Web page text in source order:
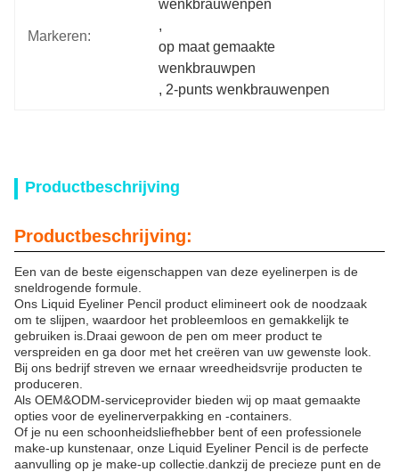
Markeren:
wenkbrauwenpen
,
op maat gemaakte
wenkbrauwpen
, 2-punts wenkbrauwenpen
Productbeschrijving
Productbeschrijving:
Een van de beste eigenschappen van deze eyelinerpen is de
sneldrogende formule.
Ons Liquid Eyeliner Pencil product elimineert ook de noodzaak
om te slijpen, waardoor het probleemloos en gemakkelijk te
gebruiken is.Draai gewoon de pen om meer product te
verspreiden en ga door met het creëren van uw gewenste look.
Bij ons bedrijf streven we ernaar wreedheidsvrije producten te
produceren.
Als OEM&ODM-serviceprovider bieden wij op maat gemaakte
opties voor de eyelinerverpakking en -containers.
Of je nu een schoonheidsliefhebber bent of een professionele
make-up kunstenaar, onze Liquid Eyeliner Pencil is de perfecte
aanvulling op je make-up collectie.dankzij de precieze punt en de